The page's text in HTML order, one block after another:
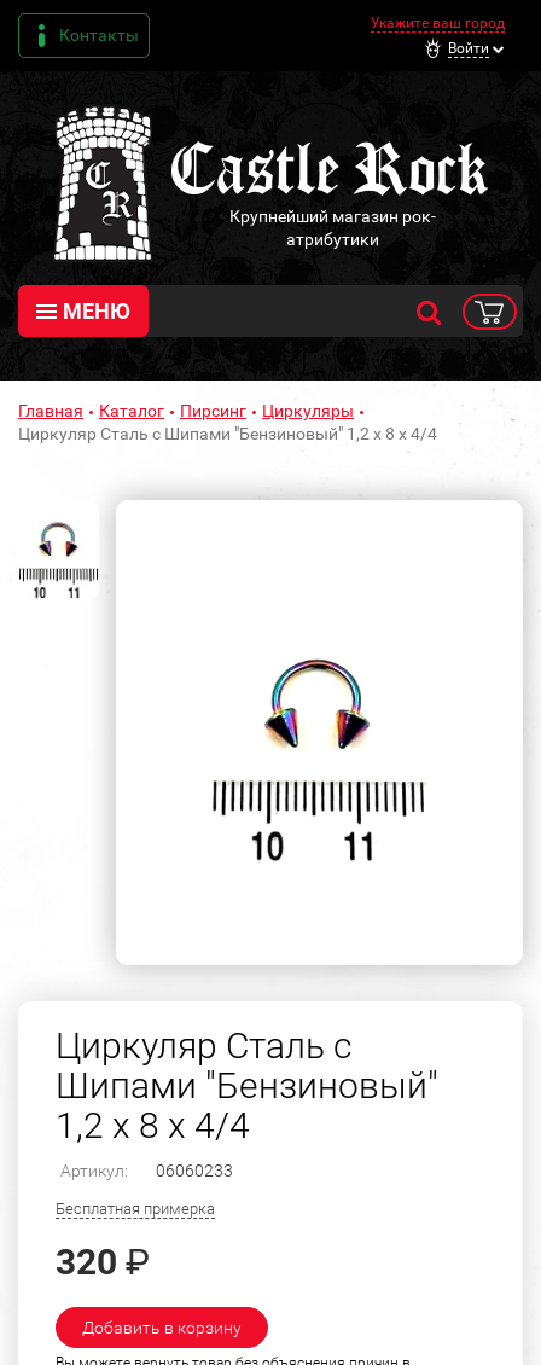
Контакты
Укажите ваш город
Войти
Крупнейший магазин рок-
атрибутики
МЕНЮ
Главная Каталог Пирсинг
Циркуляры
Циркуляр Сталь с Шипами "Бензиновый" 1,2 х 8 х 4/4
Циркуляр Сталь с
Шипами "Бензиновый"
1,2 х 8 х 4/4
Артикул: 06060233
Бесплатная примерка
320 ₽
Добавить в корзину